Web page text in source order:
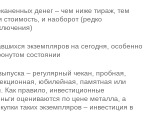
денег – чем ниже тираж, тем
стоимость, и наоборот (редко
экземпляров на сегодня, особенно
состоянии
– регулярный чекан, пробная,
юбилейная, памятная или
Как правило, инвестиционные
оцениваются по цене металла, а
таких экземпляров – инвестиция в